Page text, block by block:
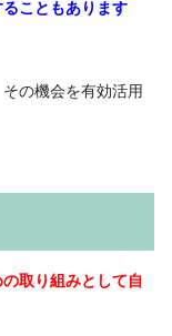
こともあります
の機会を有効活用
取り組みとして自